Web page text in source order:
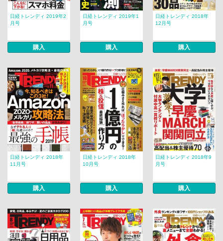
日経トレンディ 2019年2
月号
購入
日経トレンディ 2019年1
月号
購入
日経トレンディ 2018年
12月号
購入
日経トレンディ 2018年
11月号
購入
日経トレンディ 2018年
10月号
購入
日経トレンディ 2018年9
月号
購入